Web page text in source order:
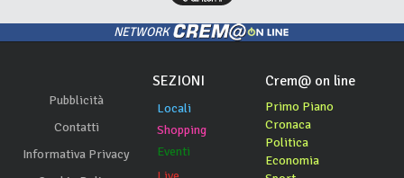
NETWORK
Pubblicità
Contatti
Informativa Privacy
SEZIONI
Locali
Shopping
Eventi
Crem@ on line
Primo Piano
Cronaca
Politica
Economia